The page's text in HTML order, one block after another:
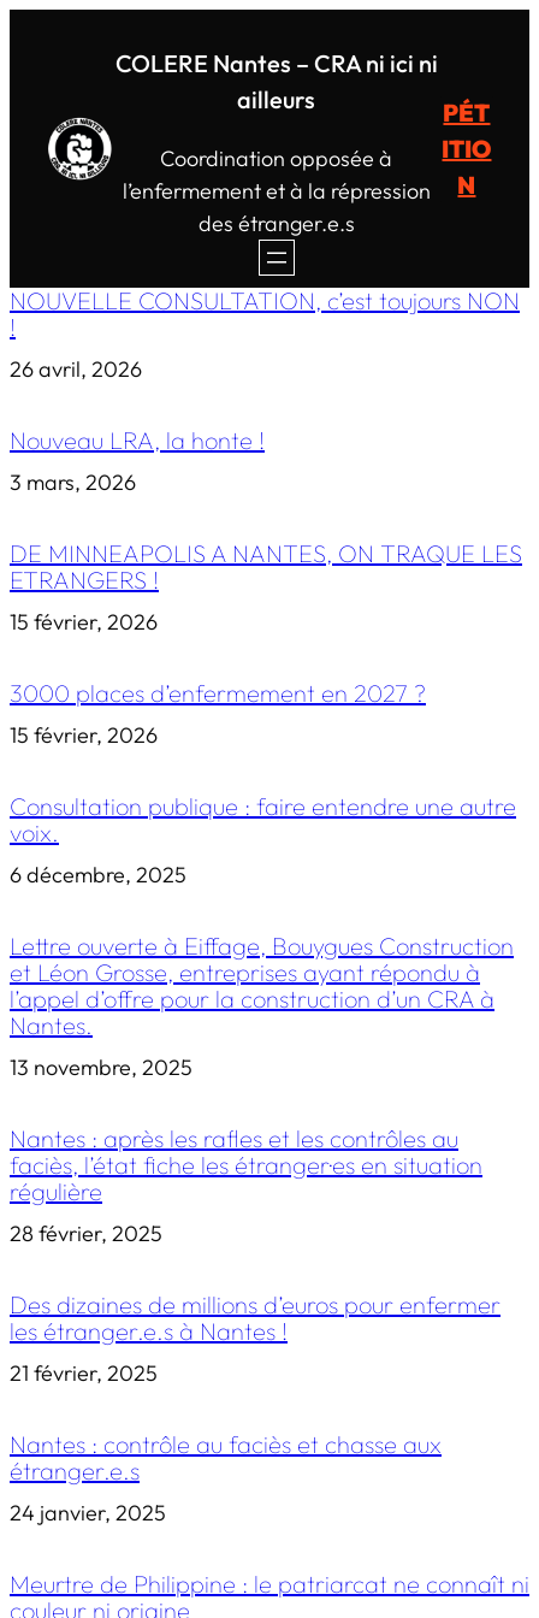
COLERE Nantes – CRA ni ici ni
ailleurs
Coordination opposée à
l’enfermement et à la répression
des étranger.e.s
PÉT
ITIO
N
NOUVELLE CONSULTATION, c’est toujours NON
!
26 avril, 2026
Nouveau LRA, la honte !
3 mars, 2026
DE MINNEAPOLIS A NANTES, ON TRAQUE LES
ETRANGERS !
15 février, 2026
3000 places d’enfermement en 2027 ?
15 février, 2026
Consultation publique : faire entendre une autre
voix.
6 décembre, 2025
Lettre ouverte à Eiffage, Bouygues Construction
et Léon Grosse, entreprises ayant répondu à
l’appel d’offre pour la construction d’un CRA à
Nantes.
13 novembre, 2025
Nantes : après les rafles et les contrôles au
faciès, l’état fiche les étranger·es en situation
régulière
28 février, 2025
Des dizaines de millions d’euros pour enfermer
les étranger.e.s à Nantes !
21 février, 2025
Nantes : contrôle au faciès et chasse aux
étranger.e.s
24 janvier, 2025
Meurtre de Philippine : le patriarcat ne connaît ni
couleur ni origine